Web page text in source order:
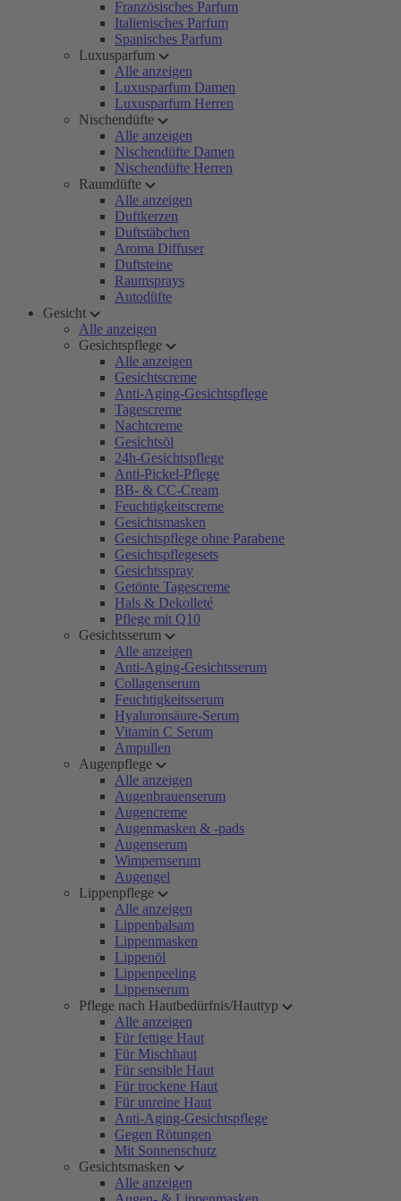
Französisches Parfum
Italienisches Parfum
Spanisches Parfum
Luxusparfum
Alle anzeigen
Luxusparfum Damen
Luxusparfum Herren
Nischendüfte
Alle anzeigen
Nischendüfte Damen
Nischendüfte Herren
Raumdüfte
Alle anzeigen
Duftkerzen
Duftstäbchen
Aroma Diffuser
Duftsteine
Raumsprays
Autodüfte
Gesicht
Alle anzeigen
Gesichtspflege
Alle anzeigen
Gesichtscreme
Anti-Aging-Gesichtspflege
Tagescreme
Nachtcreme
Gesichtsöl
24h-Gesichtspflege
Anti-Pickel-Pflege
BB- & CC-Cream
Feuchtigkeitscreme
Gesichtsmasken
Gesichtspflege ohne Parabene
Gesichtspflegesets
Gesichtsspray
Getönte Tagescreme
Hals & Dekolleté
Pflege mit Q10
Gesichtsserum
Alle anzeigen
Anti-Aging-Gesichtsserum
Collagenserum
Feuchtigkeitsserum
Hyaluronsäure-Serum
Vitamin C Serum
Ampullen
Augenpflege
Alle anzeigen
Augenbrauenserum
Augencreme
Augenmasken & -pads
Augenserum
Wimpernserum
Augengel
Lippenpflege
Alle anzeigen
Lippenbalsam
Lippenmasken
Lippenöl
Lippenpeeling
Lippenserum
Pflege nach Hautbedürfnis/Hauttyp
Alle anzeigen
Für fettige Haut
Für Mischhaut
Für sensible Haut
Für trockene Haut
Für unreine Haut
Anti-Aging-Gesichtspflege
Gegen Rötungen
Mit Sonnenschutz
Gesichtsmasken
Alle anzeigen